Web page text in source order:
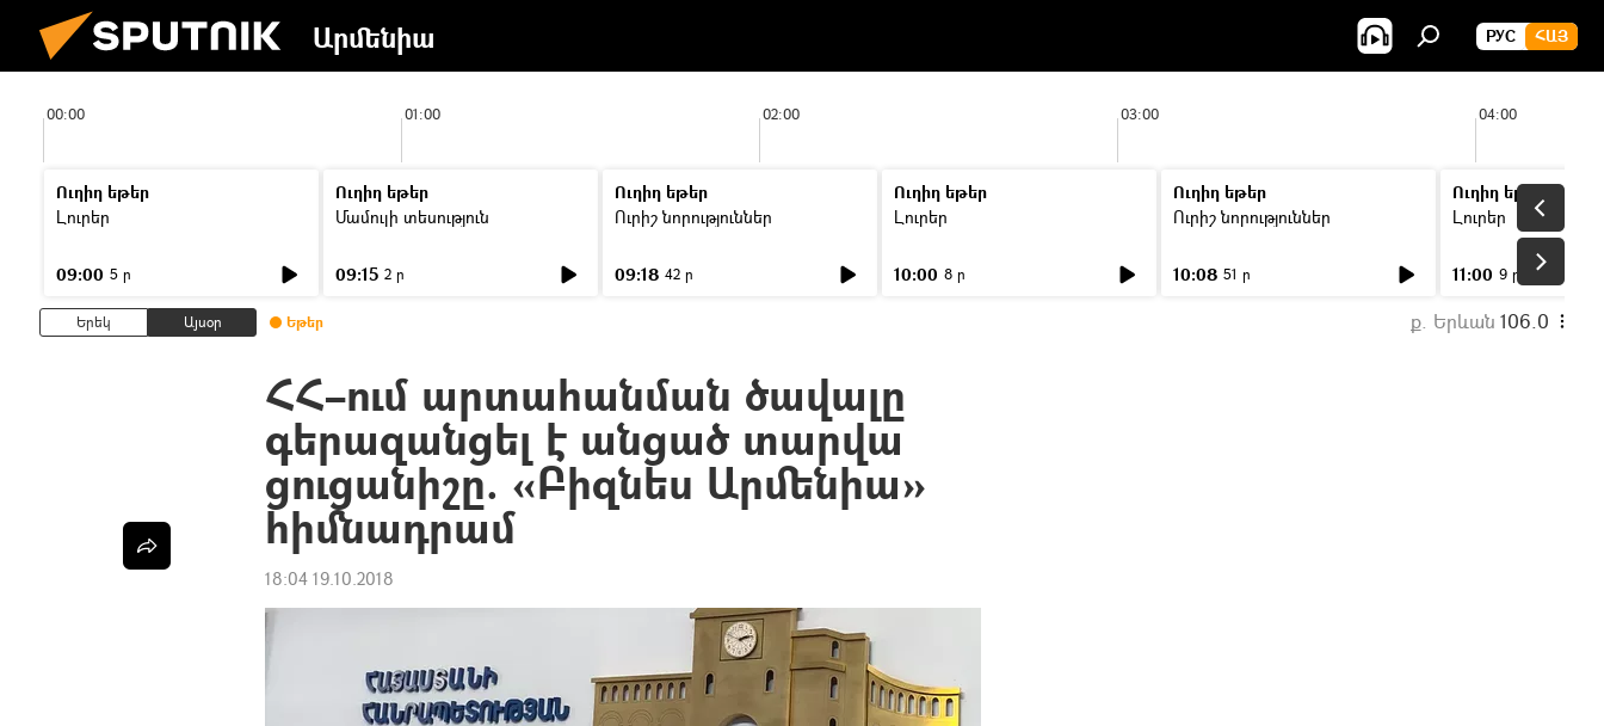
Արմենիա РУС ՀԱՅ
00:00 01:00 02:00 03:00 04:00
Ուղիղ եթեր
Լուրեր
09:00 5 ր
Ուղիղ եթեր
Մամուլի տեսություն
09:15 2 ր
Ուղիղ եթեր
Ուրիշ նորություններ
09:18 42 ր
Ուղիղ եթեր
Լուրեր
10:00 8 ր
Ուղիղ եթեր
Ուրիշ նորություններ
10:08 51 ր
Ուղիղ եթեր
Լուրեր
11:00 9 ր
Երեկ Այսօր Եթեր ք. Երևան 106.0
ՀՀ–ում արտահանման ծավալը
գերազանցել է անցած տարվա
ցուցանիշը. «Բիզնես Արմենիա»
հիմնադրամ
18:04 19.10.2018